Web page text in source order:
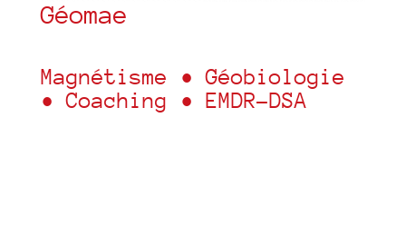
Géomae
Magnétisme • Géobiologie
• Coaching • EMDR-DSA